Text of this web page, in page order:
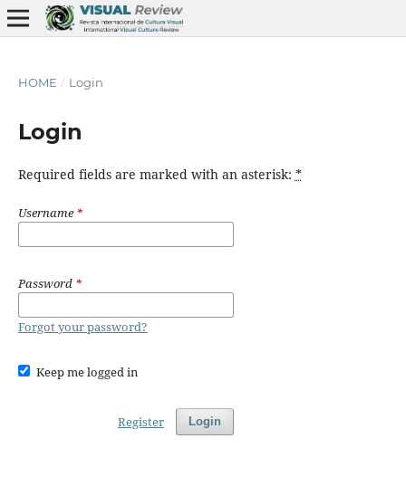
HOME / Login
Login
Required fields are marked with an asterisk: *
Username*
Password *
Forgot your password?
Keep me logged in
Login
Register